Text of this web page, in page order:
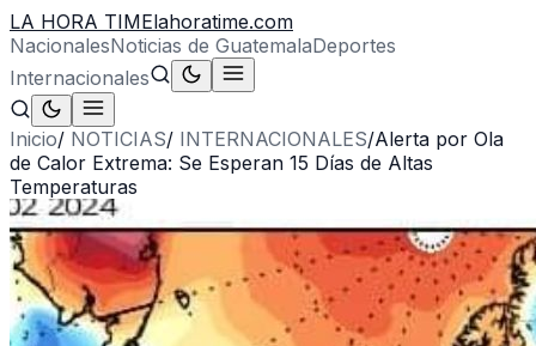
LA HORA TIMElahoratime.com
NacionalesNoticias de GuatemalaDeportes
Internacionales
Inicio/ NOTICIAS/ INTERNACIONALES/Alerta por Ola
de Calor Extrema: Se Esperan 15 Días de Altas
Temperaturas